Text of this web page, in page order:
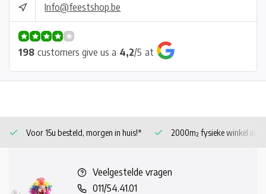
Info@feestshop.be
198 customers give us a 4,2/5 at
Voor 15u besteld, morgen in huis!* 2000m² fysieke winkel in
Veelgestelde vragen
011/54.41.01